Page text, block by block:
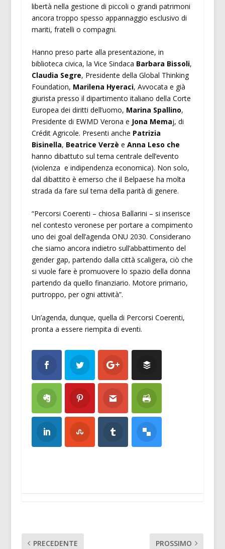
libertà nella gestione di piccoli o grandi patrimoni
ancora troppo spesso appannaggio esclusivo di
mariti, fratelli o compagni.
Hanno preso parte alla presentazione, in
biblioteca civica, la Vice Sindaca Barbara Bissoli,
Claudia Segre, Presidente della Global Thinking
Foundation, Marilena Hyeraci, Avvocata e già
giurista presso il dipartimento italiano della Corte
Europea dei diritti dell’uomo, Marina Spallino,
Presidente di EWMD Verona e Jona Memaj, di
Crédit Agricole. Presenti anche Patrizia
Bisinella, Beatrice Verzè e Anna Leso che
hanno dibattuto sul tema centrale dell’evento
(violenza e indipendenza economica). Non solo,
dal dibattito è emerso che il Belpaese ha molta
strada da fare sul tema della parità di genere.
“Percorsi Coerenti – chiosa Ballarini – si inserisce
nel contesto veronese per portare a compimento
uno dei goal dell’agenda ONU 2030. Considerano
che siamo ancora indietro sull’abbattimento del
gender gap, partendo dalla città scaligera, ciò che
si vuole fare è promuovere lo spazio della donna
partendo da quello finanziario. Motore primario,
purtroppo, per ogni attività”.
Un’agenda, dunque, quella di Percorsi Coerenti,
pronta a essere riempita di eventi.
PRECEDENTE PROSSIMO